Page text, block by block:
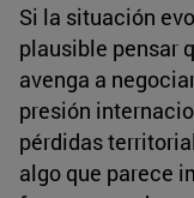
Si la situación
plausible pensar
avenga a
presión
pérdidas
algo que parece